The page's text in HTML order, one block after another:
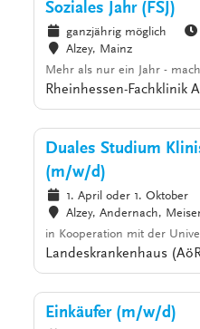
Soziales Jahr (FSJ)
ganzjährig möglich
Alzey, Mainz
Mehr als nur ein Jahr -
Rheinhessen-Fachklinik
Duales Studium
(m/w/d)
1. April oder 1. Oktober
Alzey, Andernach,
in Kooperation mit der
Landeskrankenhaus
Einkäufer (m/w/d)